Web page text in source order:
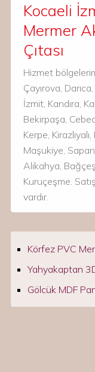
Kocaeli
Mermer
Çıtası
Hizmet
Çayırova,
İzmit, Kandıra,
Bekirpaşa,
Kerpe,
Maşukiye,
Alikahya,
Kuruçeşme.
vardır.
Körfez PVC
Yahyakaptan
Gölcük MDF